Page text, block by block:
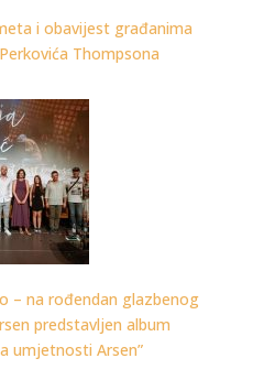
i obavijest građanima
Thompsona
– na rođendan glazbenog
predstavljen album
umjetnosti Arsen”